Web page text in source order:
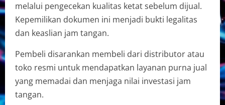
melalui pengecekan kualitas ketat sebelum dijual.
Kepemilikan dokumen ini menjadi bukti legalitas
dan keaslian jam tangan.
Pembeli disarankan membeli dari distributor atau
toko resmi untuk mendapatkan layanan purna jual
yang memadai dan menjaga nilai investasi jam
tangan.